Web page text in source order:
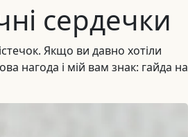
сердечки
Якщо ви давно хотіли
нагода і мій вам знак: гайда на